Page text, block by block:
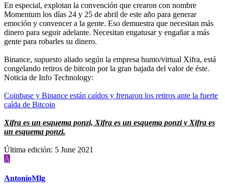
En especial, explotan la convención que crearon con nombre
Momentum los días 24 y 25 de abril de este año para generar
emoción y convencer a la gente. Eso demuestra que necesitan más
dinero para seguir adelante. Necesitan engatusar y engañar a más
gente para robarles su dinero.
Binance, supuesto aliado según la empresa humo/virtual Xifra, está
congelando retiros de bitcoin por la gran bajada del valor de éste.
Noticia de Info Technology:
Coinbase y Binance están caídos y frenaron los retiros ante la fuerte
caída de Bitcoin
Xifra es un esquema ponzi, Xifra es un esquema ponzi y Xifra es
un esquema ponzi.
Última edición: 5 June 2021
A
AntonioMlg